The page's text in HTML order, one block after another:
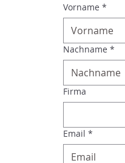
Vorname *
Nachname *
Firma
Email *